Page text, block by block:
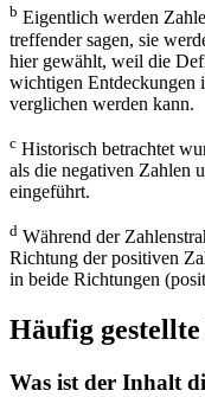
b Eigentlich werden
treffender sagen, sie
hier gewählt, weil die
wichtigen Entdeckungen
verglichen werden kann.
c Historisch betrachtet
als die negativen Zahlen
eingeführt.
d Während der
Richtung der positiven
in beide Richtungen
Häufig
Was ist der Inhalt